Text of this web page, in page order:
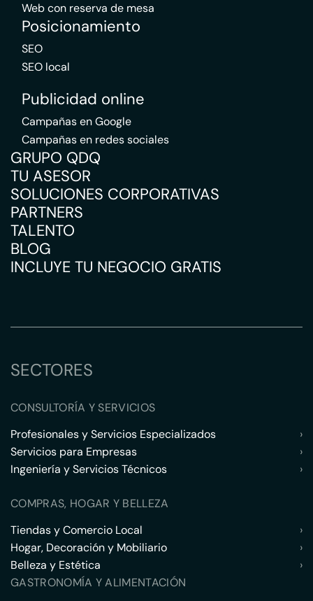
Web con reserva de mesa
Posicionamiento
SEO
SEO local
Publicidad online
Campañas en Google
Campañas en redes sociales
GRUPO QDQ
TU ASESOR
SOLUCIONES CORPORATIVAS
PARTNERS
TALENTO
BLOG
INCLUYE TU NEGOCIO GRATIS
SECTORES
CONSULTORÍA Y SERVICIOS
Profesionales y Servicios Especializados
›
Servicios para Empresas
›
Ingeniería y Servicios Técnicos
›
COMPRAS, HOGAR Y BELLEZA
Tiendas y Comercio Local
›
Hogar, Decoración y Mobiliario
›
Belleza y Estética
›
GASTRONOMÍA Y ALIMENTACIÓN